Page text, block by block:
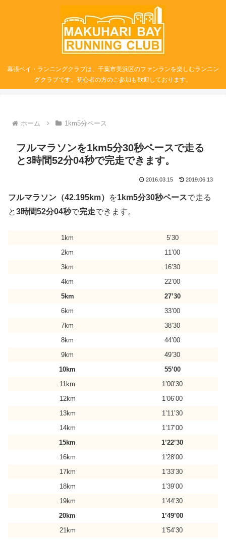
幕張ベイ・ランニングクラブは、千葉市美浜区のファンランを楽しむランニン
グクラブです。初心者の方のご参加も歓迎しております。
ホーム 1km5分ペース
フルマラソンを1km5分30秒ペースで走る
と3時間52分04秒で完走できます。
2016.03.15 2019.06.13
フルマラソン（42.195km） を1km5分30秒ペースで走る
と3時間52分04秒で完走できます。
1km
5’30
2km
11’00
3km
16’30
4km
22’00
5km
27’30
6km
33’00
7km
38’30
8km
44’00
9km
49’30
10km
55’00
11km
1’00’30
12km
1’06’00
13km
1’11’30
14km
1’17’00
15km
1’22’30
16km
1’28’00
17km
1’33’30
18km
1’39’00
19km
1’44’30
20km
1’49’00
21km
1’54’30